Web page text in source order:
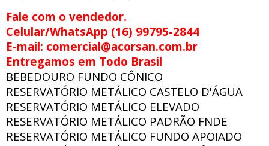
Fale com o vendedor.
Celular/WhatsApp (16) 99795-2844
E-mail: comercial@acorsan.com.br
Entregamos em Todo Brasil
BEBEDOURO FUNDO CÔNICO
RESERVATÓRIO METÁLICO CASTELO D'ÁGUA
RESERVATÓRIO METÁLICO ELEVADO
RESERVATÓRIO METÁLICO PADRÃO FNDE
RESERVATÓRIO METÁLICO FUNDO APOIADO